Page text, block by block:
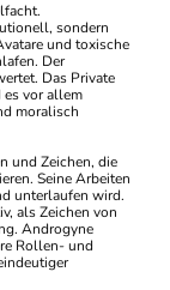
sondern
und toxische
Der
Das Private
vor allem
moralisch
und Zeichen, die
Seine Arbeiten
unterlaufen wird.
als Zeichen von
Androgyne
Rollen- und